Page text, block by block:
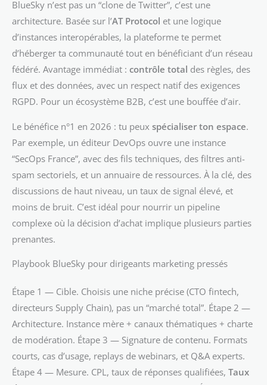
BlueSky n’est pas un “clone de Twitter”, c’est une
architecture. Basée sur l’AT Protocol et une logique
d’instances interopérables, la plateforme te permet
d’héberger ta communauté tout en bénéficiant d’un réseau
fédéré. Avantage immédiat : contrôle total des règles, des
flux et des données, avec un respect natif des exigences
RGPD. Pour un écosystème B2B, c’est une bouffée d’air.
Le bénéfice n°1 en 2026 : tu peux spécialiser ton espace.
Par exemple, un éditeur DevOps ouvre une instance
“SecOps France”, avec des fils techniques, des filtres anti-
spam sectoriels, et un annuaire de ressources. À la clé, des
discussions de haut niveau, un taux de signal élevé, et
moins de bruit. C’est idéal pour nourrir un pipeline
complexe où la décision d’achat implique plusieurs parties
prenantes.
Playbook BlueSky pour dirigeants marketing pressés
Étape 1 — Cible. Choisis une niche précise (CTO fintech,
directeurs Supply Chain), pas un “marché total”. Étape 2 —
Architecture. Instance mère + canaux thématiques + charte
de modération. Étape 3 — Signature de contenu. Formats
courts, cas d’usage, replays de webinars, et Q&A experts.
Étape 4 — Mesure. CPL, taux de réponses qualifiées, Taux